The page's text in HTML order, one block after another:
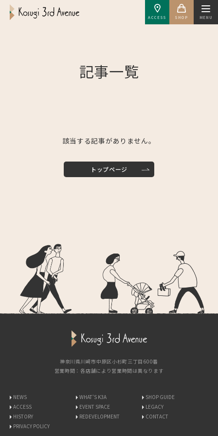
ACCESS SHOP MENU
記事一覧
該当する記事がありません。
トップページ
神奈川県川崎市中原区小杉町三丁目600番
営業時間：各店舗により営業時間は異なります
NEWS WHAT'S K3A
SHOP GUIDE
ACCESS
EVENT SPACE
LEGACY
HISTORY
REDEVELOPMENT
CONTACT
PRIVACY POLICY